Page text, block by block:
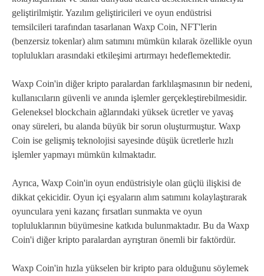
geliştirilmiştir. Yazılım geliştiricileri ve oyun endüstrisi
temsilcileri tarafından tasarlanan Waxp Coin, NFT'lerin
(benzersiz tokenlar) alım satımını mümkün kılarak özellikle oyun
toplulukları arasındaki etkileşimi artırmayı hedeflemektedir.
Waxp Coin'in diğer kripto paralardan farklılaşmasının bir nedeni,
kullanıcıların güvenli ve anında işlemler gerçekleştirebilmesidir.
Geleneksel blockchain ağlarındaki yüksek ücretler ve yavaş
onay süreleri, bu alanda büyük bir sorun oluşturmuştur. Waxp
Coin ise gelişmiş teknolojisi sayesinde düşük ücretlerle hızlı
işlemler yapmayı mümkün kılmaktadır.
Ayrıca, Waxp Coin'in oyun endüstrisiyle olan güçlü ilişkisi de
dikkat çekicidir. Oyun içi eşyaların alım satımını kolaylaştırarak
oyunculara yeni kazanç fırsatları sunmakta ve oyun
topluluklarının büyümesine katkıda bulunmaktadır. Bu da Waxp
Coin'i diğer kripto paralardan ayrıştıran önemli bir faktördür.
Waxp Coin'in hızla yükselen bir kripto para olduğunu söylemek